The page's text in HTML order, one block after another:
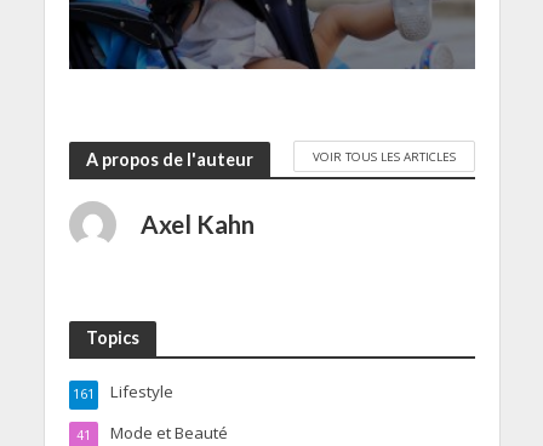
A propos de l'auteur VOIR TOUS LES ARTICLES
Axel Kahn
Topics
Lifestyle
161
Mode et Beauté
41